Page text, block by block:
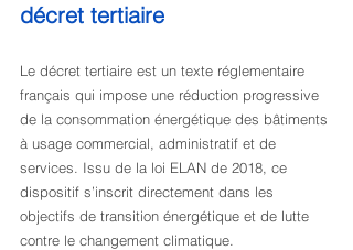
décret tertiaire
Le décret tertiaire est un texte réglementaire
français qui impose une réduction progressive
de la consommation énergétique des bâtiments
à usage commercial, administratif et de
services. Issu de la loi ELAN de 2018, ce
dispositif s’inscrit directement dans les
objectifs de transition énergétique et de lutte
contre le changement climatique.